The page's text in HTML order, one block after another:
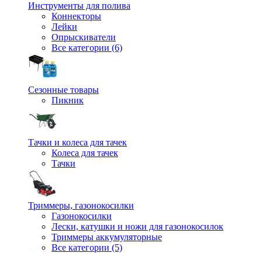
Инструменты для полива
Коннекторы
Лейки
Опрыскиватели
Все категории (6)
Сезонные товары
Пикник
Тачки и колеса для тачек
Колеса для тачек
Тачки
Триммеры, газонокосилки
Газонокосилки
Лески, катушки и ножи для газонокосилок
Триммеры аккумуляторные
Все категории (5)